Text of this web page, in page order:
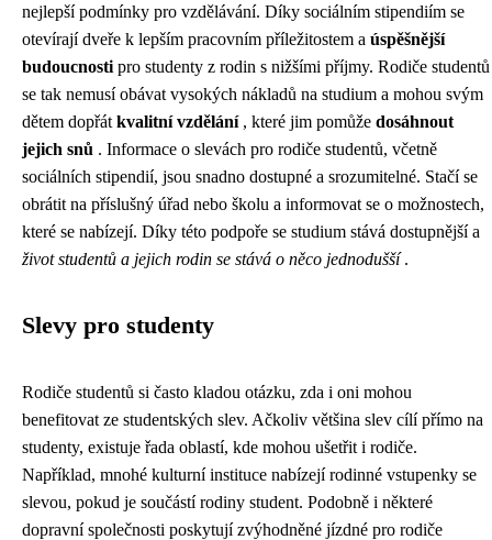
nejlepší podmínky pro vzdělávání. Díky sociálním stipendiím se
otevírají dveře k lepším pracovním příležitostem a úspěšnější
budoucnosti pro studenty z rodin s nižšími příjmy. Rodiče studentů
se tak nemusí obávat vysokých nákladů na studium a mohou svým
dětem dopřát kvalitní vzdělání, které jim pomůže dosáhnout
jejich snů . Informace o slevách pro rodiče studentů, včetně
sociálních stipendií, jsou snadno dostupné a srozumitelné. Stačí se
obrátit na příslušný úřad nebo školu a informovat se o možnostech,
které se nabízejí. Díky této podpoře se studium stává dostupnější a
život studentů a jejich rodin se stává o něco jednodušší.
Slevy pro studenty
Rodiče studentů si často kladou otázku, zda i oni mohou
benefitovat ze studentských slev. Ačkoliv většina slev cílí přímo na
studenty, existuje řada oblastí, kde mohou ušetřit i rodiče.
Například, mnohé kulturní instituce nabízejí rodinné vstupenky se
slevou, pokud je součástí rodiny student. Podobně i některé
dopravní společnosti poskytují zvýhodněné jízdné pro rodiče